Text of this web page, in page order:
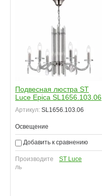
Подвесная люстра ST
Luce Epica SL1656.103.06
Артикул: SL1656.103.06
Освещение
Добавить к сравнению
Производите
ль
ST Luce